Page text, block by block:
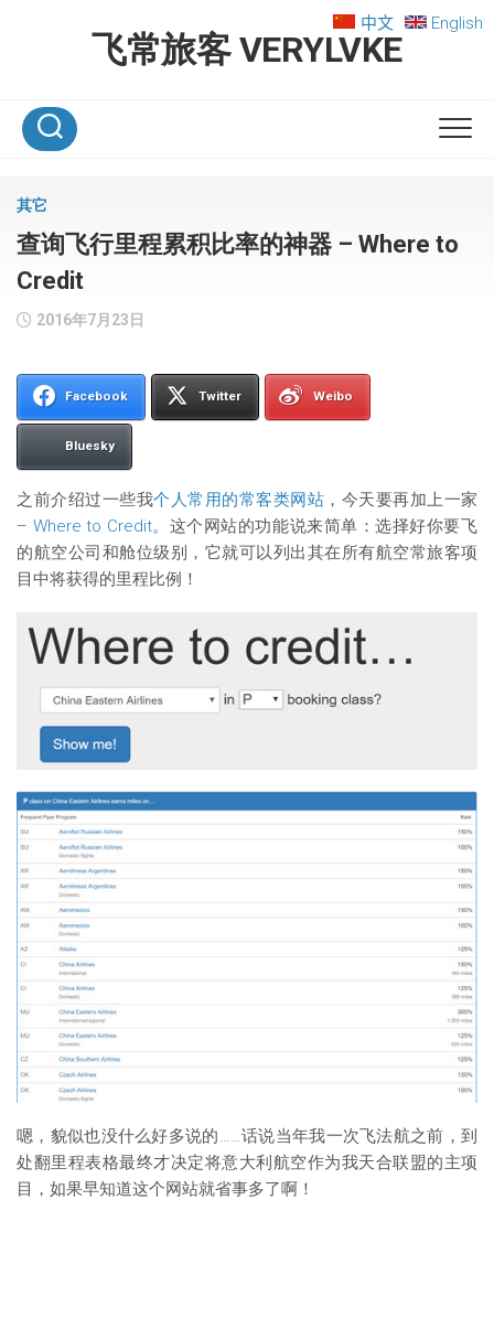
飞常旅客 VERYLVKE
中文 English
其它
查询飞行里程累积比率的神器 – Where to
Credit
2016年7月23日
Facebook Twitter Weibo
Bluesky
之前介绍过一些我个人常用的常客类网站 ，今天要再加上一家
– Where to Credit。这个网站的功能说来简单：选择好你要飞
的航空公司和舱位级别，它就可以列出其在所有航空常旅客项
目中将获得的里程比例！
嗯，貌似也没什么好多说的……话说当年我一次飞法航之前，到
处翻里程表格最终才决定将意大利航空作为我天合联盟的主项
目，如果早知道这个网站就省事多了啊！